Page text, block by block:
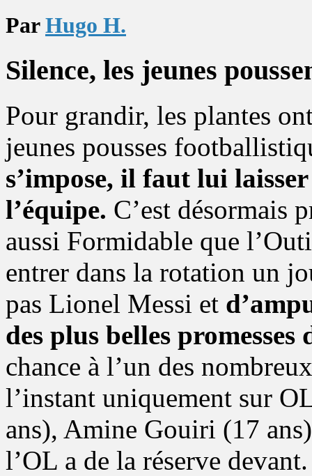
ParHugo H.
Silence, les jeunes
Pour grandir, les plantes
jeunes pousses
s’impose, il faut lui
l’équipe. C’est désormais
aussi Formidable que
entrer dans la rotation un
pas Lionel Messi et
des plus belles promesses
chance à l’un des
l’instant uniquement sur
ans), Amine Gouiri (17
l’OL a de la réserve devant.